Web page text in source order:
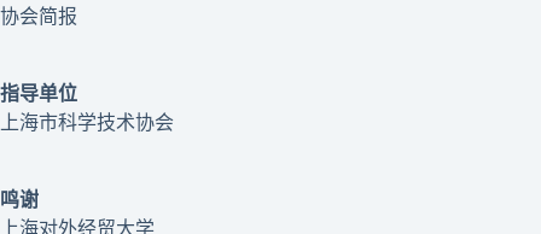
协会简报
指导单位
上海市科学技术协会
鸣谢
上海对外经贸大学